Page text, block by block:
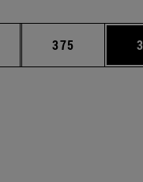
intermedias Use
Página
375